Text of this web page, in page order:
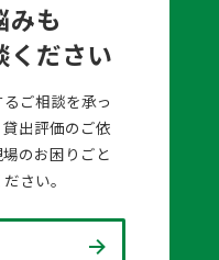
みも
ください
ご相談を承っ
出評価のご依
のお困りごと
さい。